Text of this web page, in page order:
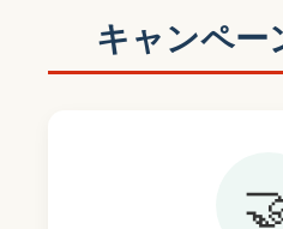
キャンペー